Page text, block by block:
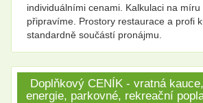
individuálními cenami. Kalkulaci na míru
připravíme. Prostory restaurace a profi
standardně součástí pronájmu.
Doplňkový CENÍK - vratná
energie, parkovné, rekreační